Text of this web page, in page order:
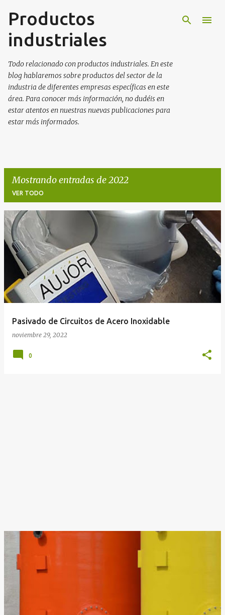
Ir al contenido principal
Productos
industriales
Todo relacionado con productos industriales. En este
blog hablaremos sobre productos del sector de la
industria de diferentes empresas específicas en este
área. Para conocer más información, no dudéis en
estar atentos en nuestras nuevas publicaciones para
estar más informados.
Mostrando entradas de 2022
VER TODO
E
n
d
Pasivado de Circuitos de Acero Inoxidable
noviembre 29, 2022
0